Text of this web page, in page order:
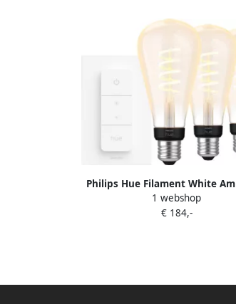
Philips Hue Filament White
Edison XL 3-pack + dimme
1 webshop
€ 184,-